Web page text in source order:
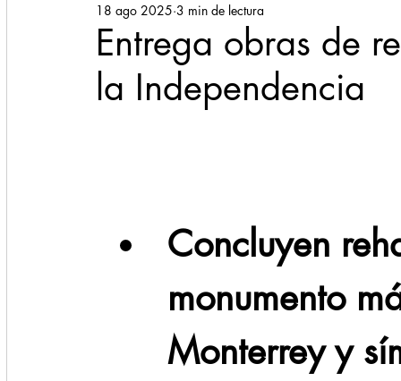
Santa Catarina San Pedro Garza Garcia
Espectaculos Clima Principal Salud
1 enero 31abr
Entrega obras de
la Independencia
18 ago 2025 3 min de lectura
Concluyen
monumento
Monterrey y